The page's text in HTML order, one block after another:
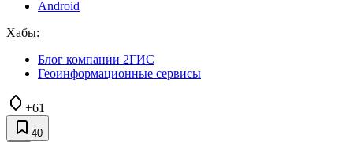
Android
Хабы:
Блог компании 2ГИС
Геоинформационные сервисы
+61
40